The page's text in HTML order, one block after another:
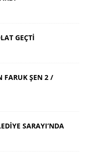
GEÇTİ
FARUK ŞEN 2 /
SARAYI’NDA